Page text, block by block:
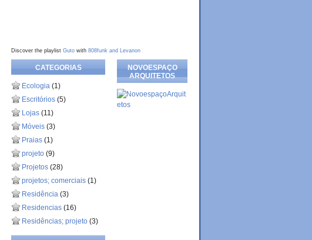
Discover the playlist Guto with 808funk and Levanon
CATEGORIAS
Ecologia (1)
Escritórios (5)
Lojas (11)
Móveis (3)
Praias (1)
projeto (9)
Projetos (28)
projetos; comerciais (1)
Residência (3)
Residencias (16)
Residências; projeto (3)
NOVOESPAÇO
ARQUITETOS